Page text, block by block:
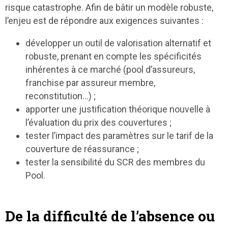
risque catastrophe. Afin de bâtir un modèle robuste,
l’enjeu est de répondre aux exigences suivantes :
développer un outil de valorisation alternatif et
robuste, prenant en compte les spécificités
inhérentes à ce marché (pool d’assureurs,
franchise par assureur membre,
reconstitution…) ;
apporter une justification théorique nouvelle à
l’évaluation du prix des couvertures ;
tester l’impact des paramètres sur le tarif de la
couverture de réassurance ;
tester la sensibilité du SCR des membres du
Pool.
De la difficulté de l’absence ou